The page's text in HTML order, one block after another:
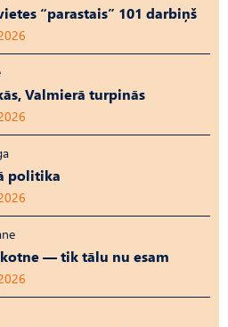
“parastais” 101 darbiņš
Valmierā turpinās
politika
— tik tālu nu esam